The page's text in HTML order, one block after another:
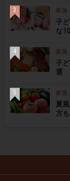
子
な
子
選
夏
方